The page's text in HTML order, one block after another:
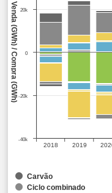
Venda (GWh) / Compra (GWh)
2018 2019
-40k
-20k
0
20k
Carvão
Ciclo combinado